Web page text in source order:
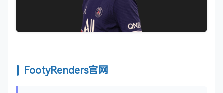
FootyRenders官网